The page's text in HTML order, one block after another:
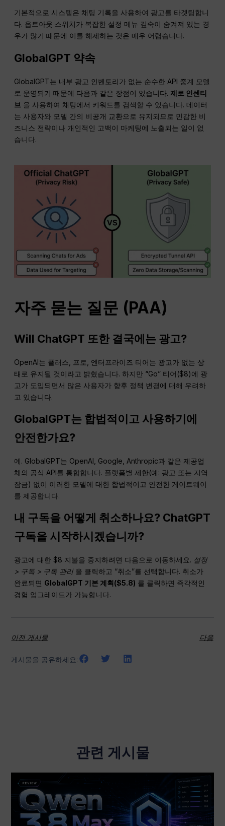
기본적으로 시스템은 채팅 기록을 사용하여 광고를 타겟팅합니
다. 옵트아웃 스위치가 복잡한 설정 메뉴 깊숙이 숨겨져 있는 경
우가 많기 때문에 이를 해제하는 것은 매우 어렵습니다.
GlobalGPT 약속
GlobalGPT는 내부 광고 인벤토리가 없는 순수한 API 중계 모델
로 운영되기 때문에 다음과 같은 장점이 있습니다.제로 인센티
브 을 사용하여 채팅에서 키워드를 검색할 수 있습니다. 데이터
는 사용자와 모델 간의 비공개 교환으로 유지되므로 민감한 비
즈니스 전략이나 개인적인 고백이 마케팅에 노출되는 일이 없
습니다.
자주 묻는 질문 (PAA)
Will ChatGPT 또한 결국에는 광고?
OpenAI는 플러스, 프로, 엔터프라이즈 티어는 광고가 없는 상
태로 유지될 것이라고 밝혔습니다. 하지만 “Go” 티어($8)에 광
고가 도입되면서 많은 사용자가 향후 정책 변경에 대해 우려하
고 있습니다.
GlobalGPT는 합법적이고 사용하기에
안전한가요?
예. GlobalGPT는 OpenAI, Google, Anthropic과 같은 제공업
체의 공식 API를 통합합니다. 플랫폼별 제한(예: 광고 또는 지역
잠금) 없이 이러한 모델에 대한 합법적이고 안전한 게이트웨이
를 제공합니다.
내 구독을 어떻게 취소하나요? ChatGPT
구독을 시작하시겠습니까?
광고에 대한 $8 지불을 중지하려면 다음으로 이동하세요. 설정
> 구독 > 구독 관리 을 클릭하고 “취소”를 선택합니다. 취소가
완료되면 GlobalGPT 기본 계획($5.8) 를 클릭하면 즉각적인
경험 업그레이드가 가능합니다.
이전 게시물 다음
게시물을 공유하세요:
관련 게시물